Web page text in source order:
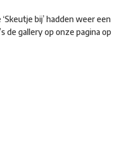
bij’ hadden weer een
de gallery op onze pagina op